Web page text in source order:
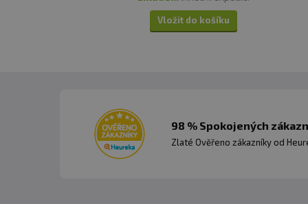
Vložit do košíku
98 % Spokojených
Zlaté Ověřeno zákazníky od